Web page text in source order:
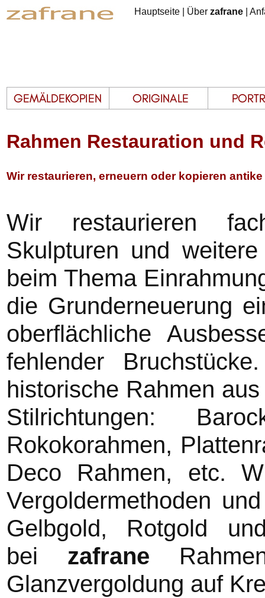
Hauptseite Über zafrane
Rahmen Restauration und
Wir restaurieren, erneuern oder kopieren
Wir restaurieren
Skulpturen und
beim Thema
die Grunderneuerung
oberflächliche
fehlender
historische Rahmen
Stilrichtungen:
Rokokorahmen,
Deco Rahmen, etc.
Vergoldermethoden
Gelbgold, Rotgold
bei zafrane
Glanzvergoldung auf